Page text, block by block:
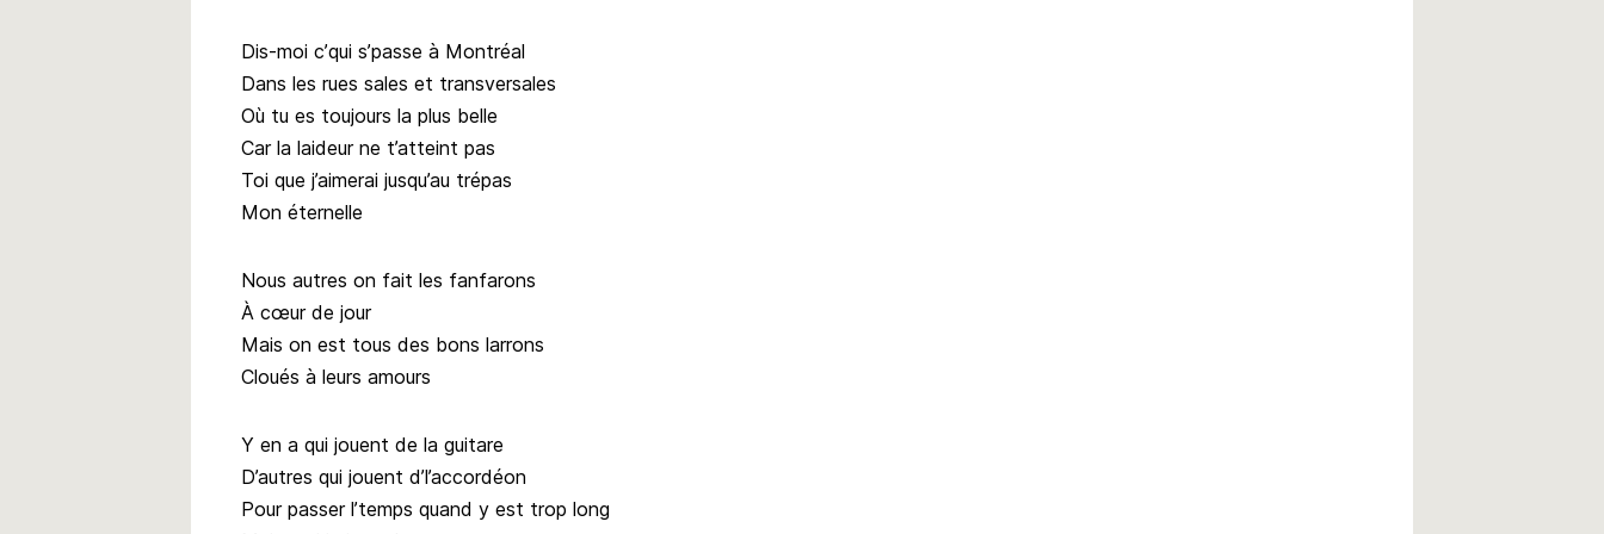
Dis-moi c’qui s’passe à Montréal
Dans les rues sales et transversales
Où tu es toujours la plus belle
Car la laideur ne t’atteint pas
Toi que j’aimerai jusqu’au trépas
Mon éternelle
Nous autres on fait les fanfarons
À cœur de jour
Mais on est tous des bons larrons
Cloués à leurs amours
Y en a qui jouent de la guitare
D’autres qui jouent d’l’accordéon
Pour passer l’temps quand y est trop long